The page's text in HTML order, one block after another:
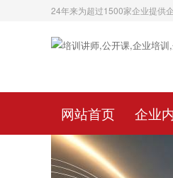
24年来为超过1500家企业提供
网站首页 企业